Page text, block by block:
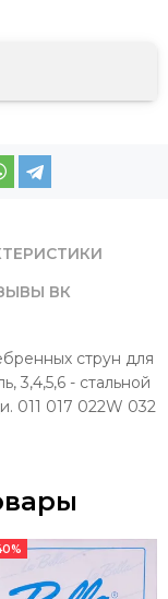
ВК
струн для
3,4,5,6 - стальной
011 017 022W 032